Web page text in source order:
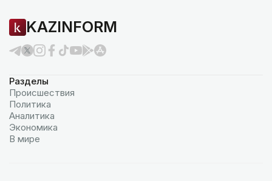
KAZINFORM
Разделы
Происшествия
Политика
Аналитика
Экономика
В мире